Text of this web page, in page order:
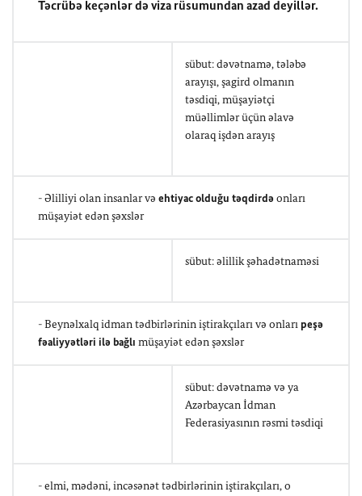
Təcrübə keçənlər də viza rüsumundan azad deyillər.
sübut: dəvətnamə, tələbə
arayışı, şagird olmanın
təsdiqi, müşayiətçi
müəllimlər üçün əlavə
olaraq işdən arayış
- Əlilliyi olan insanlar və ehtiyac olduğu təqdirdə onları
müşayiət edən şəxslər
sübut: əlillik şəhadətnaməsi
- Beynəlxalq idman tədbirlərinin iştirakçıları və onlarıpeşə
fəaliyyətləri ilə bağlı müşayiət edən şəxslər
sübut: dəvətnamə və ya
Azərbaycan İdman
Federasiyasının rəsmi təsdiqi
- elmi, mədəni, incəsənət tədbirlərinin iştirakçıları, o